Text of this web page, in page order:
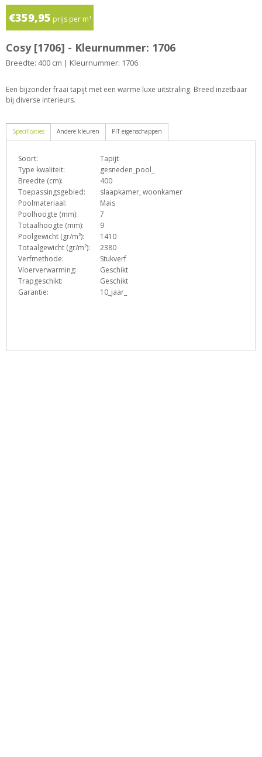
€359,95 prijs per m¹
Cosy [1706] - Kleurnummer: 1706
Breedte: 400 cm | Kleurnummer: 1706
Een bijzonder fraai tapijt met een warme luxe uitstraling. Breed inzetbaar
bij diverse interieurs.
Specificaties
Soort:
Tapijt
Type kwaliteit:
gesneden_pool_
Breedte (cm):
400
Toepassingsgebied:
slaapkamer, woonkamer
Poolmateriaal:
Mais
Poolhoogte (mm):
7
Totaalhoogte (mm):
9
Poolgewicht (gr/m²):
1410
Totaalgewicht (gr/m²):
2380
Verfmethode:
Stukverf
Vloerverwarming:
Geschikt
Trapgeschikt:
Geschikt
Garantie:
10_jaar_
Andere kleuren PIT eigenschappen
D Ee
TZ